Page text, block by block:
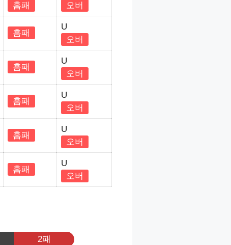
홈패
오버
홈패
U
오버
홈패
U
오버
홈패
U
오버
홈패
U
오버
홈패
U
오버
2패